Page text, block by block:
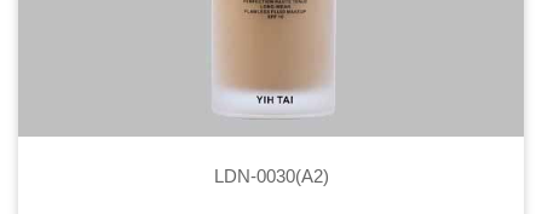
LDN-0030(A2)